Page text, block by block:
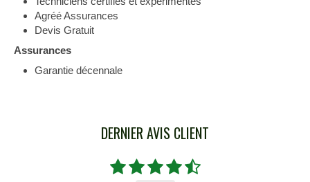
Agréé Assurances
Devis Gratuit
Assurances
Garantie décennale
DERNIER AVIS CLIENT